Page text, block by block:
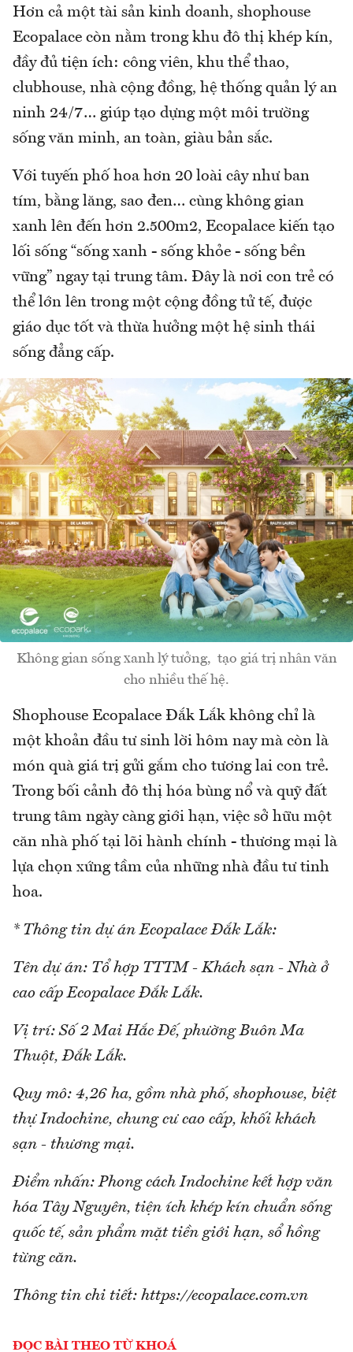
Hơn cả một tài sản kinh doanh, shophouse
Ecopalace còn nằm trong khu đô thị khép kín,
đầy đủ tiện ích: công viên, khu thể thao,
clubhouse, nhà cộng đồng, hệ thống quản lý an
ninh 24/7… giúp tạo dựng một môi trường
sống văn minh, an toàn, giàu bản sắc.
Với tuyến phố hoa hơn 20 loài cây như ban
tím, bằng lăng, sao đen… cùng không gian
xanh lên đến hơn 2.500m2, Ecopalace kiến tạo
lối sống “sống xanh - sống khỏe - sống bền
vững” ngay tại trung tâm. Đây là nơi con trẻ có
thể lớn lên trong một cộng đồng tử tế, được
giáo dục tốt và thừa hưởng một hệ sinh thái
sống đẳng cấp.
Không gian sống xanh lý tưởng, tạo giá trị nhân văn
cho nhiều thế hệ.
Shophouse Ecopalace Đắk Lắk không chỉ là
một khoản đầu tư sinh lời hôm nay mà còn là
món quà giá trị gửi gắm cho tương lai con trẻ.
Trong bối cảnh đô thị hóa bùng nổ và quỹ đất
trung tâm ngày càng giới hạn, việc sở hữu một
căn nhà phố tại lõi hành chính - thương mại là
lựa chọn xứng tầm của những nhà đầu tư tinh
hoa.
* Thông tin dự án Ecopalace Đắk Lắk:
Tên dự án: Tổ hợp TTTM - Khách sạn - Nhà ở
cao cấp Ecopalace Đắk Lắk.
Vị trí: Số 2 Mai Hắc Đế, phường Buôn Ma
Thuột, Đắk Lắk.
Quy mô: 4,26 ha, gồm nhà phố, shophouse, biệt
thự Indochine, chung cư cao cấp, khối khách
sạn - thương mại.
Điểm nhấn: Phong cách Indochine kết hợp văn
hóa Tây Nguyên, tiện ích khép kín chuẩn sống
quốc tế, sản phẩm mặt tiền giới hạn, sổ hồng
từng căn.
Thông tin chi tiết: https://ecopalace.com.vn
ĐỌC BÀI THEO TỪ KHOÁ